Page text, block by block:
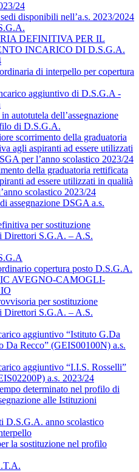
24
disponibili nell’a.s. 2023/2024
DEFINITIVA PER IL
INCARICO DI D.S.G.A.
di interpello per copertura
aggiuntivo di D.S.G.A -
autotutela dell’assegnazione
di D.S.G.A.
scorrimento della graduatoria
agli aspiranti ad essere utilizzati
per l’anno scolastico 2023/24
della graduatoria rettificata
ad essere utilizzati in qualità
scolastico 2023/24
assegnazione DSGA a.s.
per sostituzione
Direttori S.G.A. – A.S.
copertura posto D.S.G.A.
AVEGNO-CAMOGLI-
per sostituzione
Direttori S.G.A. – A.S.
aggiuntivo “Istituto G.Da
Da Recco” (GEIS00100N) a.s.
aggiuntivo “I.I.S. Rosselli”
a.s. 2023/24
determinato nel profilo di
alle Istituzioni
D.S.G.A. anno scolastico
la sostituzione nel profilo